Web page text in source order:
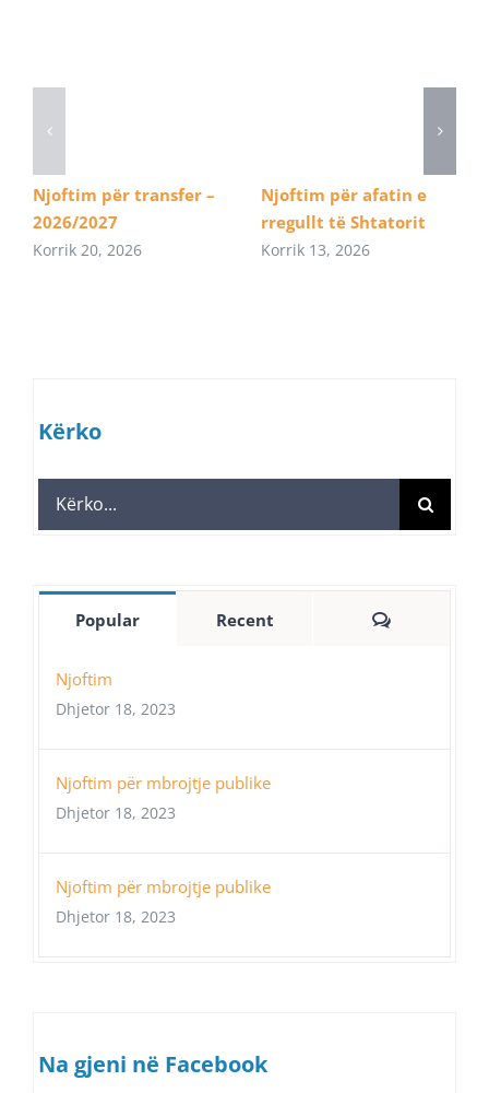
Njoftim për transfer –
2026/2027
Korrik 20, 2026
Njoftim për afatin e
rregullt të Shtatorit
Korrik 13, 2026
Kërko
Search
for:
Popular Recent Comments
Njoftim
Dhjetor 18, 2023
Njoftim për mbrojtje publike
Dhjetor 18, 2023
Njoftim për mbrojtje publike
Dhjetor 18, 2023
Na gjeni në Facebook